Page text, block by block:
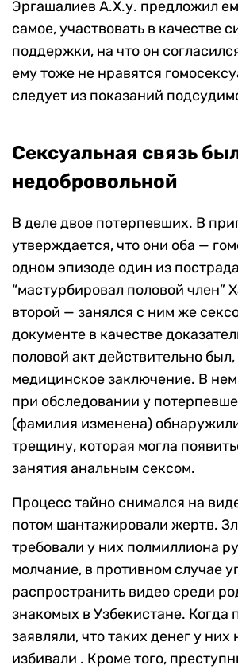
Эргашалиев А.Х.у. предложил
самое, участвовать в качестве
поддержки, на что он
ему тоже не нравятся
следует из показаний
Сексуальная связь
недобровольной
В деле двое потерпевших. В
утверждается, что они оба —
одном эпизоде один из
“мастурбировал половой член”
второй — занялся с ним же
документе в качестве
половой акт действительно
медицинское заключение. В нем
при обследовании у
(фамилия изменена)
трещину, которая могла
занятия анальным сексом.
Процесс тайно снимался на
потом шантажировали жертв.
требовали у них полмиллиона
молчание, в противном случае
распространить видео среди
знакомых в Узбекистане. Когда
заявляли, что таких денег у них
избивали . Кроме того,